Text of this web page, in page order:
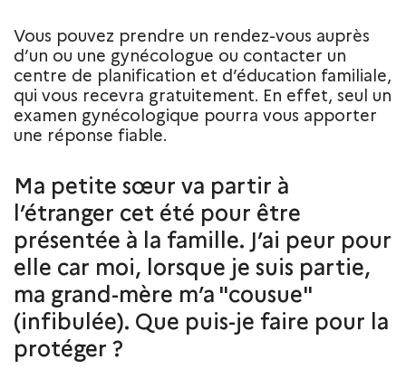
Vous pouvez prendre un rendez-vous auprès
d’un ou une gynécologue ou contacter un
centre de planification et d’éducation familiale,
qui vous recevra gratuitement. En effet, seul un
examen gynécologique pourra vous apporter
une réponse fiable.
Ma petite sœur va partir à
l’étranger cet été pour être
présentée à la famille. J’ai peur pour
elle car moi, lorsque je suis partie,
ma grand-mère m’a "cousue"
(infibulée). Que puis-je faire pour la
protéger ?